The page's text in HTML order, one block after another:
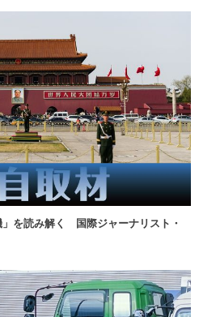
」を読み解く 国際ジャーナリスト・